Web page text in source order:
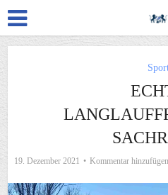
19. Dezember 2021 Kommentar hinzufügen